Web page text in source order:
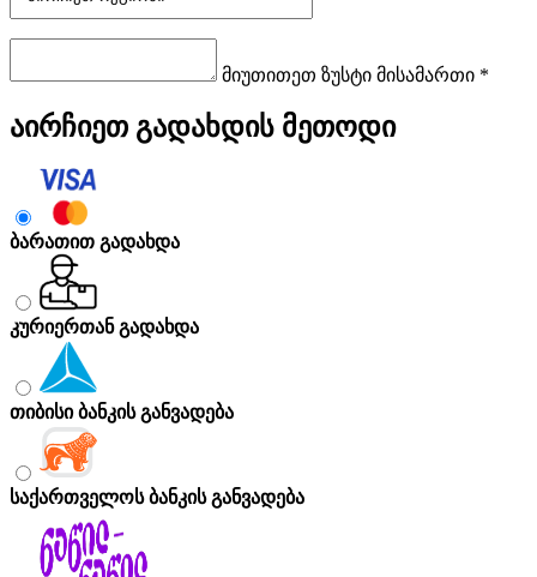
მიუთითეთ ზუსტი მისამართი *
აირჩიეთ გადახდის მეთოდი
ბარათით გადახდა
კურიერთან გადახდა
თიბისი ბანკის განვადება
საქართველოს ბანკის განვადება